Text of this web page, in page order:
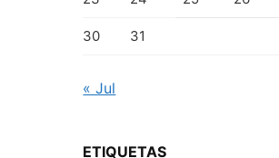
30 31
« Jul
ETIQUETAS